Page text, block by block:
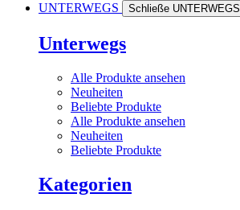
UNTERWEGS Schließe UNTERWEGS
Unterwegs
Alle Produkte ansehen
Neuheiten
Beliebte Produkte
Alle Produkte ansehen
Neuheiten
Beliebte Produkte
Kategorien